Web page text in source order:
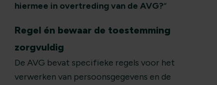
hiermee in overtreding van de AVG?“
Regel én bewaar de toestemming
zorgvuldig
De AVG bevat specifieke regels voor het
verwerken van persoonsgegevens en de